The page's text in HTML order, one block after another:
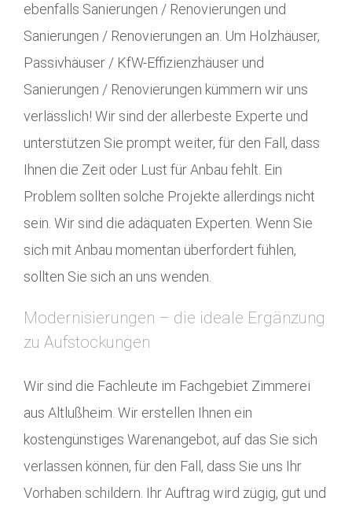
ebenfalls Sanierungen / Renovierungen und
Sanierungen / Renovierungen an. Um Holzhäuser,
Passivhäuser / KfW-Effizienzhäuser und
Sanierungen / Renovierungen kümmern wir uns
verlässlich! Wir sind der allerbeste Experte und
unterstützen Sie prompt weiter, für den Fall, dass
Ihnen die Zeit oder Lust für Anbau fehlt. Ein
Problem sollten solche Projekte allerdings nicht
sein. Wir sind die adäquaten Experten. Wenn Sie
sich mit Anbau momentan überfordert fühlen,
sollten Sie sich an uns wenden.
Modernisierungen – die ideale Ergänzung
zu Aufstockungen
Wir sind die Fachleute im Fachgebiet Zimmerei
aus Altlußheim. Wir erstellen Ihnen ein
kostengünstiges Warenangebot, auf das Sie sich
verlassen können, für den Fall, dass Sie uns Ihr
Vorhaben schildern. Ihr Auftrag wird zügig, gut und